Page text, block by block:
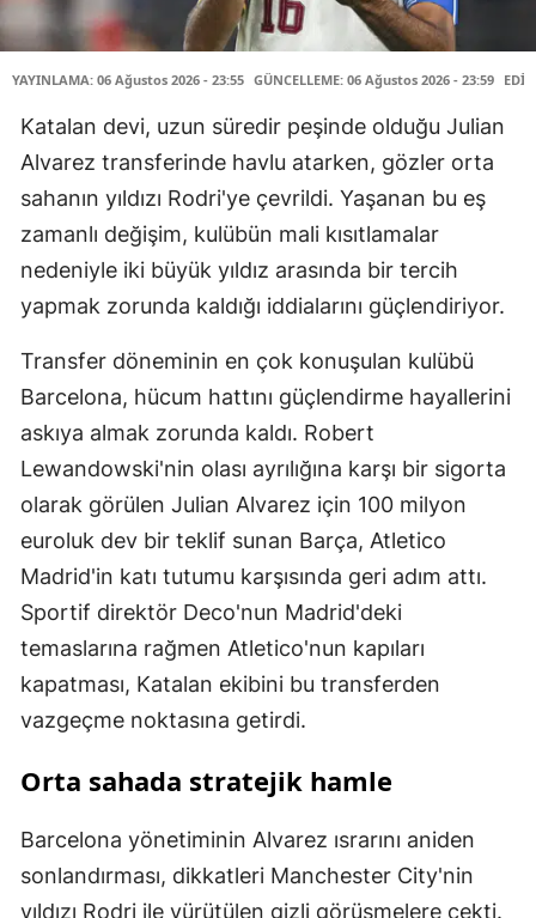
YAYINLAMA: 06 Ağustos 2026 - 23:55 GÜNCELLEME: 06 Ağustos 2026 - 23:59
Katalan devi, uzun süredir peşinde olduğu Julian
Alvarez transferinde havlu atarken, gözler orta
sahanın yıldızı Rodri'ye çevrildi. Yaşanan bu eş
zamanlı değişim, kulübün mali kısıtlamalar
nedeniyle iki büyük yıldız arasında bir tercih
yapmak zorunda kaldığı iddialarını güçlendiriyor.
Transfer döneminin en çok konuşulan kulübü
Barcelona, hücum hattını güçlendirme hayallerini
askıya almak zorunda kaldı. Robert
Lewandowski'nin olası ayrılığına karşı bir sigorta
olarak görülen Julian Alvarez için 100 milyon
euroluk dev bir teklif sunan Barça, Atletico
Madrid'in katı tutumu karşısında geri adım attı.
Sportif direktör Deco'nun Madrid'deki
temaslarına rağmen Atletico'nun kapıları
kapatması, Katalan ekibini bu transferden
vazgeçme noktasına getirdi.
Orta sahada stratejik hamle
Barcelona yönetiminin Alvarez ısrarını aniden
sonlandırması, dikkatleri Manchester City'nin
yıldızı Rodri ile yürütülen gizli görüşmelere çekti.